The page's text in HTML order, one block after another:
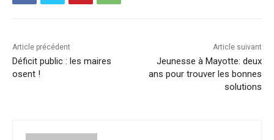
Article précédent
Déficit public : les maires
osent !
Article suivant
Jeunesse à Mayotte: deux
ans pour trouver les bonnes
solutions